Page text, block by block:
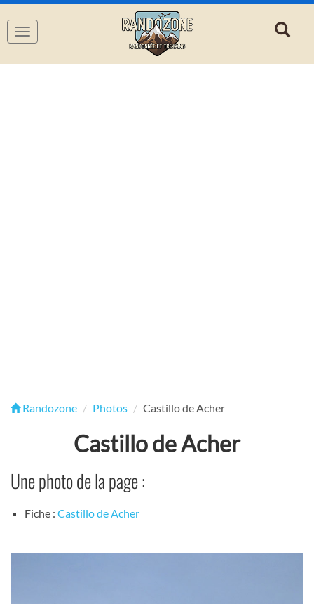
Navigation
Randozone Photos Castillo de Acher
Castillo de Acher
Une photo de la page :
Fiche : Castillo de Acher